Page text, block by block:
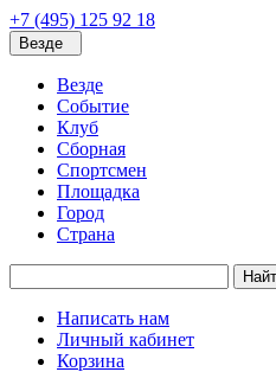
+7 (495) 125 92 18
Везде
Везде
Событие
Клуб
Сборная
Спортсмен
Площадка
Город
Страна
Написать нам
Личный кабинет
Корзина